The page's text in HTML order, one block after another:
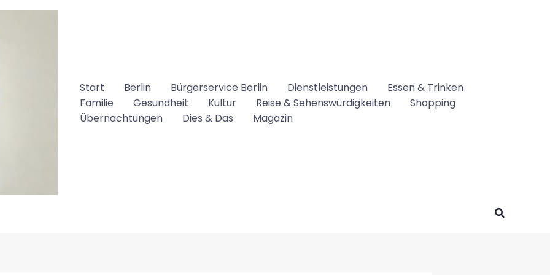
Start Berlin Bürgerservice Berlin Dienstleistungen
Essen & Trinken
Familie
Gesundheit Kultur Reise & Sehenswürdigkeiten
Shopping
Übernachtungen
Dies & Das Magazin
Suchen